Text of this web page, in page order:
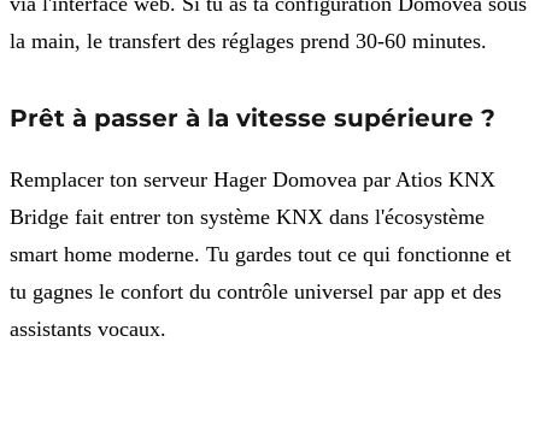
la main, le transfert des réglages prend 30-60 minutes.
Prêt à passer à la vitesse supérieure ?
Remplacer ton serveur Hager Domovea par Atios KNX
Bridge fait entrer ton système KNX dans l'écosystème
smart home moderne. Tu gardes tout ce qui fonctionne et
tu gagnes le confort du contrôle universel par app et des
assistants vocaux.